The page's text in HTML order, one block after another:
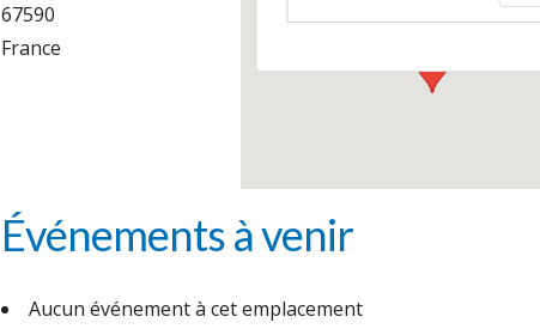
67590
France
Événements à venir
Aucun événement à cet emplacement